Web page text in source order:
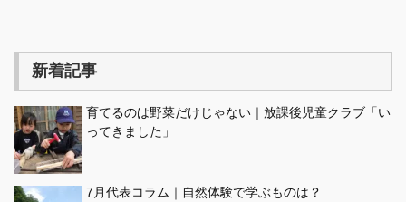
新着記事
育てるのは野菜だけじゃない｜放課後児童クラブ「い
ってきました」
7月代表コラム｜自然体験で学ぶものは？